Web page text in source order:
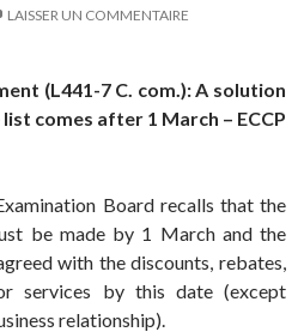
LAISSER UN COMMENTAIRE
(L441-7 C. com.): A solution
comes after 1 March – ECCP
Board recalls that the
be made by 1 March and the
with the discounts, rebates,
services by this date (except
relationship).